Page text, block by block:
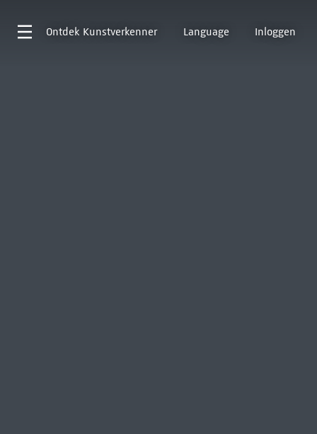
Ontdek Kunstverkenner Language Inloggen